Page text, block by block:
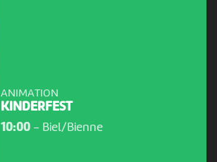
ANIMATION
KINDERFEST
10:00- Biel/Bienne